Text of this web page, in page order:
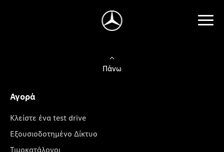
Πάνω
Αγορά
Κλείστε ένα test drive
Εξουσιοδοτημένο Δίκτυο
Τιμοκατάλογοι